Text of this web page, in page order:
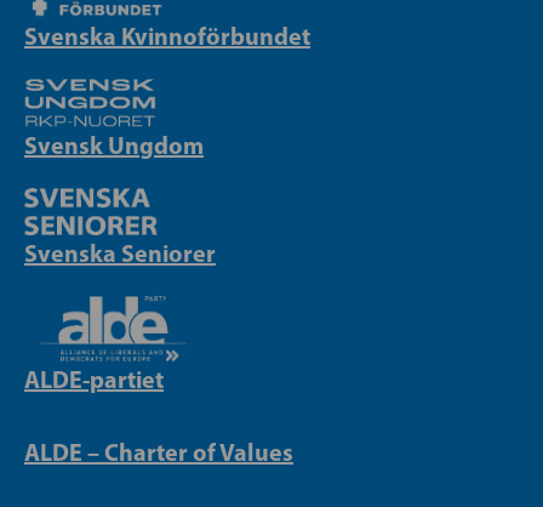
Svenska Kvinnoförbundet
Svensk Ungdom
Svenska Seniorer
ALDE-partiet
ALDE – Charter of Values